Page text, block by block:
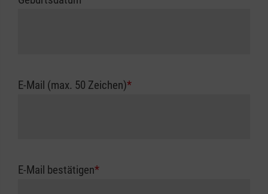
E-Mail (max. 50 Zeichen)*
E-Mail bestätigen*